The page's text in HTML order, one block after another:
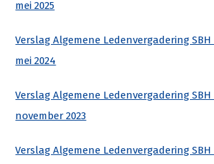
mei 2025
Verslag Algemene Ledenvergadering
mei 2024
Verslag Algemene Ledenvergadering
november 2023
Verslag Algemene Ledenvergadering